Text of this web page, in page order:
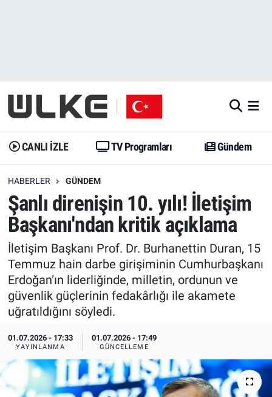
CANLI İZLE TV Programları Gündem
HABERLER GÜNDEM
Şanlı direnişin 10. yılı! İletişim
Başkanı'ndan kritik açıklama
İletişim Başkanı Prof. Dr. Burhanettin Duran, 15
Temmuz hain darbe girişiminin Cumhurbaşkanı
Erdoğan’ın liderliğinde, milletin, ordunun ve
güvenlik güçlerinin fedakârlığı ile akamete
uğratıldığını söyledi.
01.07.2026 - 17:33
YAYINLANMA
01.07.2026 - 17:49
GÜNCELLEME
Gündem
Dünya
Erişim Bilgileri
Ekonomi
Trend
Özel Haberler
Gündem
Trend
Erişim Bilgileri
Spor
Ekonomi
Dünya
Kadın
İstanbul Namaz Vakitleri
Trafik Durumu
Erişim Bilgileri
Tüm Manşetler
Son Dakika Haberleri
Haber Arşivi